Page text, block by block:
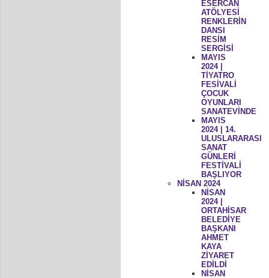
ESERCAN
ATÖLYESİ
RENKLERİN
DANSI
RESİM
SERGİSİ
MAYIS
2024 |
TİYATRO
FESİVALİ
ÇOCUK
OYUNLARI
SANATEVİNDE
MAYIS
2024 | 14.
ULUSLARARASI
SANAT
GÜNLERİ
FESTİVALİ
BAŞLIYOR
NİSAN 2024
NİSAN
2024 |
ORTAHİSAR
BELEDİYE
BAŞKANI
AHMET
KAYA
ZİYARET
EDİLDİ
NİSAN